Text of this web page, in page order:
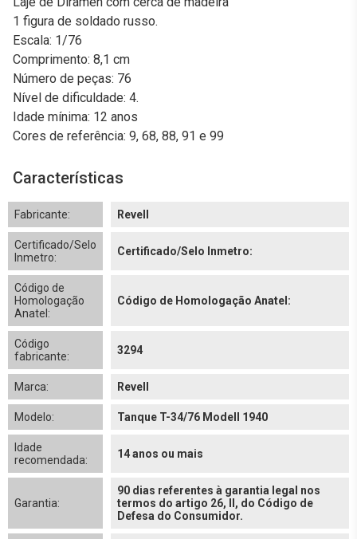
1 figura de soldado russo.
Escala: 1/76
Comprimento: 8,1 cm
Número de peças: 76
Nível de dificuldade: 4.
Idade mínima: 12 anos
Cores de referência: 9, 68, 88, 91 e 99
Características
Fabricante: Revell
Certificado/Selo
Inmetro:
Certificado/Selo Inmetro:
Código de
Homologação
Anatel:
Código de Homologação Anatel:
Código
fabricante:
3294
Marca: Revell
Modelo: Tanque T-34/76 Modell 1940
Idade
recomendada:
14 anos ou mais
Garantia:
90 dias referentes à garantia legal nos
termos do artigo 26, II, do Código de
Defesa do Consumidor.